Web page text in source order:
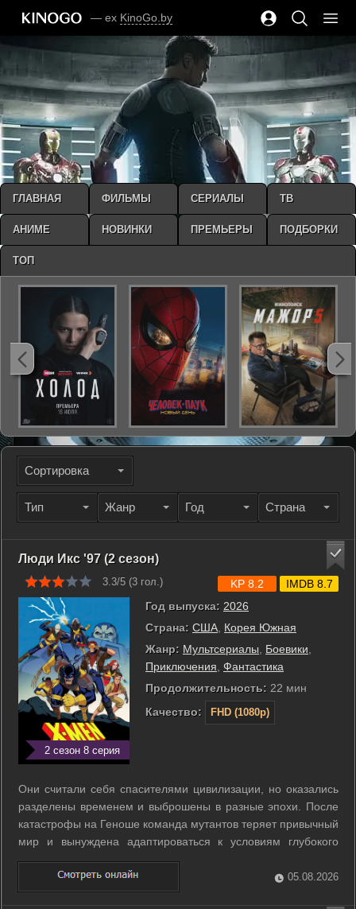
— ex KinoGo.by
Сортировка
Тип Жанр Год Страна
Люди Икс '97 (2 сезон)
3.3/5 (3 гол.)
2 сезон 8 серия
Год выпуска: 2026
Страна: США Корея Южная
Жанр: Мультсериалы Боевики
Приключения Фантастика
Продолжительность: 22 мин
Качество:
FHD (1080p)
KP 8.2 IMDB 8.7
Они считали себя спасителями цивилизации, но оказались
разделены временем и выброшены в разные эпохи. После
катастрофы на Геноше команда мутантов теряет привычный
мир и вынуждена адаптироваться к условиям глубокого
прошлого и далекого будущего. Пока часть героев борется
за жизнь рядом с молодым Эна Сабахом Нуром в Египте,
другие пытаются выжить в ...
05.08.2026
ГЛАВНАЯ ФИЛЬМЫ СЕРИАЛЫ ТВ
АНИМЕ НОВИНКИ ПРЕМЬЕРЫ ПОДБОРКИ
ТОП